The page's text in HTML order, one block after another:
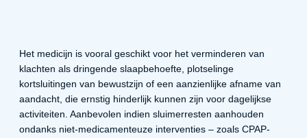
Het medicijn is vooral geschikt voor het verminderen van
klachten als dringende slaapbehoefte, plotselinge
kortsluitingen van bewustzijn of een aanzienlijke afname van
aandacht, die ernstig hinderlijk kunnen zijn voor dagelijkse
activiteiten. Aanbevolen indien sluimerresten aanhouden
ondanks niet-medicamenteuze interventies – zoals CPAP-